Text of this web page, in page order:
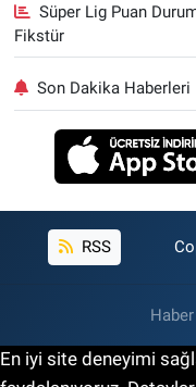
Süper Lig Puan
Fikstür
Son Dakika Haberleri
RSS
Haber
En iyi site deneyimi